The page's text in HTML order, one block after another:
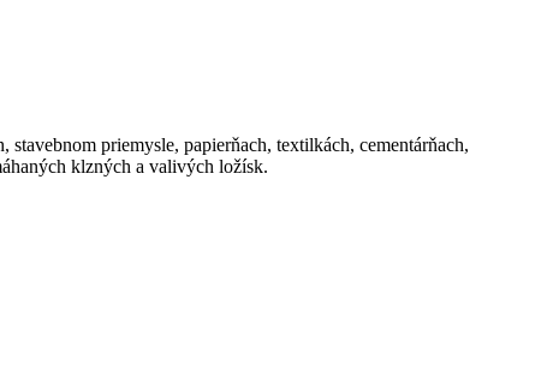
priemysle, papierňach, textilkách, cementárňach,
klzných a valivých ložísk.